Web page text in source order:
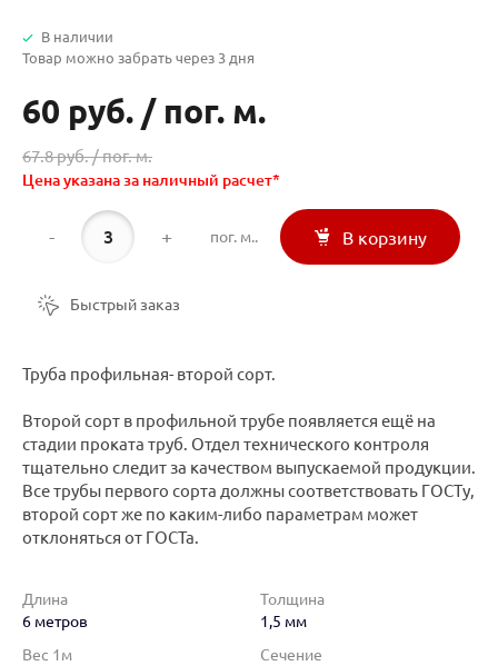
В наличии
Товар можно забрать через 3 дня
60 руб. / пог. м.
67.8 руб. /пог. м.
Цена указана за наличный расчет*
- + пог. м.. В корзину
Быстрый заказ
Труба профильная- второй сорт.
Второй сорт в профильной трубе появляется ещё на
стадии проката труб. Отдел технического контроля
тщательно следит за качеством выпускаемой продукции.
Все трубы первого сорта должны соответствовать ГОСТу,
второй сорт же по каким-либо параметрам может
отклоняться от ГОСТа.
Длина
6 метров
Толщина
1,5 мм
Вес 1м
Сечение